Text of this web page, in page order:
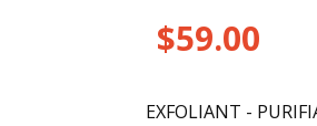
$59.00
EXFOLIANT -